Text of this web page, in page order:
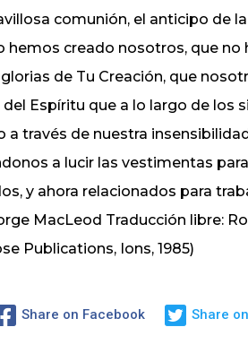
comunión, el anticipo de
hemos creado nosotros, que no
de Tu Creación, que
Espíritu que a lo largo de los
a través de nuestra
a lucir las vestimentas
y ahora relacionados para
MacLeod Traducción libre:
Publications, Ions, 1985)
Share on Facebook Share